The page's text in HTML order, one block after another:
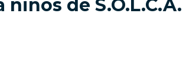
de S.O.L.C.A.